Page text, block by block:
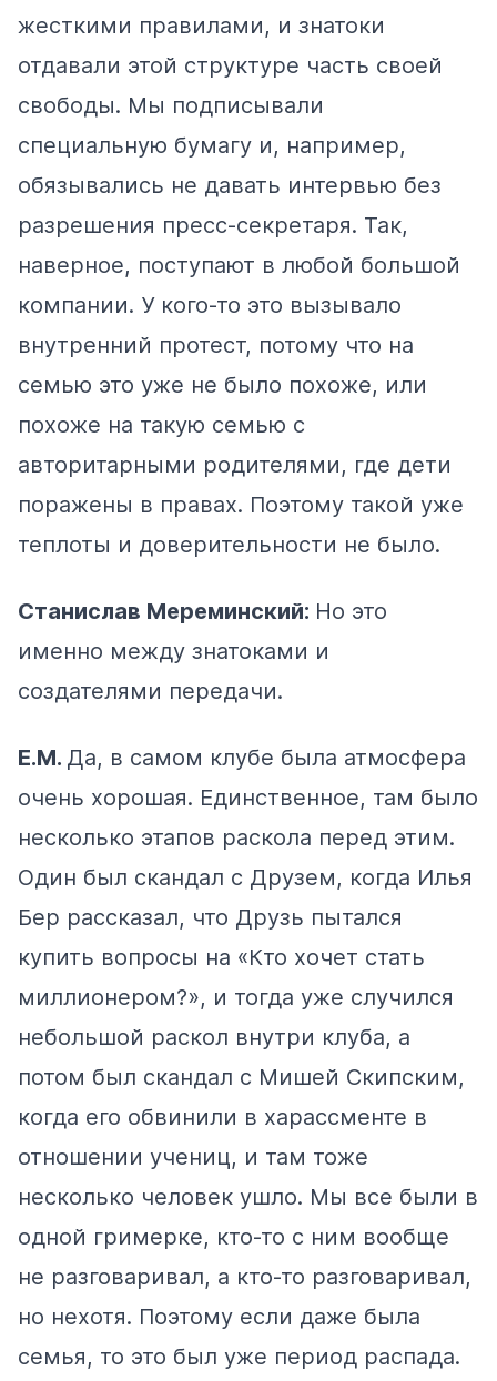
жесткими правилами, и знатоки
отдавали этой структуре часть своей
свободы. Мы подписывали
специальную бумагу и, например,
обязывались не давать интервью без
разрешения пресс-секретаря. Так,
наверное, поступают в любой большой
компании. У кого-то это вызывало
внутренний протест, потому что на
семью это уже не было похоже, или
похоже на такую семью с
авторитарными родителями, где дети
поражены в правах. Поэтому такой уже
теплоты и доверительности не было.
Станислав Мереминский: Но это
именно между знатоками и
создателями передачи.
Е.М. Да, в самом клубе была атмосфера
очень хорошая. Единственное, там было
несколько этапов раскола перед этим.
Один был скандал с Друзем, когда Илья
Бер рассказал, что Друзь пытался
купить вопросы на «Кто хочет стать
миллионером?», и тогда уже случился
небольшой раскол внутри клуба, а
потом был скандал с Мишей Скипским,
когда его обвинили в харассменте в
отношении учениц, и там тоже
несколько человек ушло. Мы все были в
одной гримерке, кто-то с ним вообще
не разговаривал, а кто-то разговаривал,
но нехотя. Поэтому если даже была
семья, то это был уже период распада.